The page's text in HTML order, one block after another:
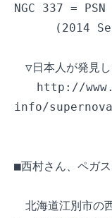
NGC 337 =
(2014
▽日本人が発見
http://
info/
■西村さん、ペガ
北海道江別市の